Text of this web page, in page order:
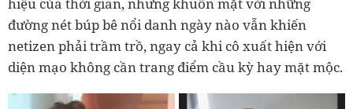
hiệu của thời gian, nhưng khuôn mặt với những
đường nét búp bê nổi danh ngày nào vẫn khiến
netizen phải trầm trồ, ngay cả khi cô xuất hiện với
diện mạo không cần trang điểm cầu kỳ hay mặt mộc.